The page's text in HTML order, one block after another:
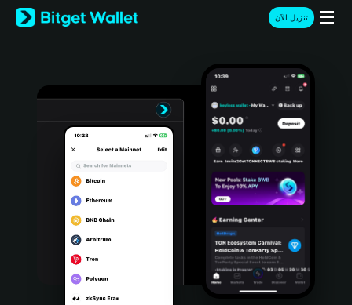
English
日本語
Türkçe
Português (Portugal)
Bahasa Indonesia
تنزيل الآن